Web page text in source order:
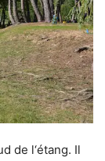
de l‘étang. Il